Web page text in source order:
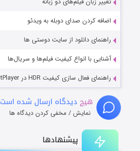
پیشنهادها
اضافه کردن صدای دوبله به ویدئو
راهنمای دانلود از سایت دوستی ها
آشنایی با انواع کیفیت فیلم‌ها و سریال‌ها
راهنمای فعال سازی کیفیت HDR در PotPlayer
هیچ دیدگاه ارسال شده است
نمایش / مخفی کردن دیدگاه ها